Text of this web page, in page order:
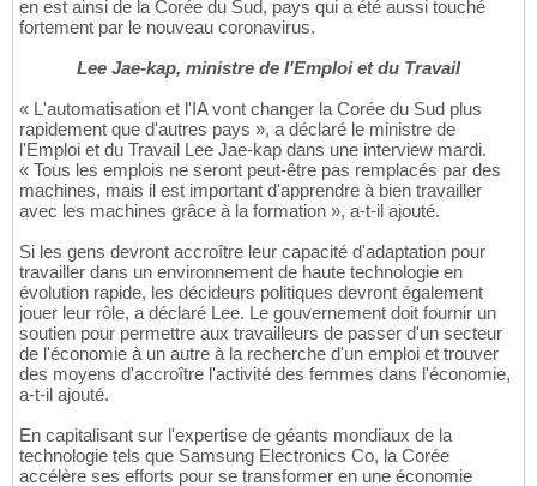
en est ainsi de la Corée du Sud, pays qui a été aussi touché
fortement par le nouveau coronavirus.
Lee Jae-kap, ministre de l'Emploi et du Travail
« L'automatisation et l'IA vont changer la Corée du Sud plus
rapidement que d'autres pays », a déclaré le ministre de
l'Emploi et du Travail Lee Jae-kap dans une interview mardi.
« Tous les emplois ne seront peut-être pas remplacés par des
machines, mais il est important d'apprendre à bien travailler
avec les machines grâce à la formation », a-t-il ajouté.
Si les gens devront accroître leur capacité d'adaptation pour
travailler dans un environnement de haute technologie en
évolution rapide, les décideurs politiques devront également
jouer leur rôle, a déclaré Lee. Le gouvernement doit fournir un
soutien pour permettre aux travailleurs de passer d'un secteur
de l'économie à un autre à la recherche d'un emploi et trouver
des moyens d'accroître l'activité des femmes dans l'économie,
a-t-il ajouté.
En capitalisant sur l'expertise de géants mondiaux de la
technologie tels que Samsung Electronics Co, la Corée
accélère ses efforts pour se transformer en une économie